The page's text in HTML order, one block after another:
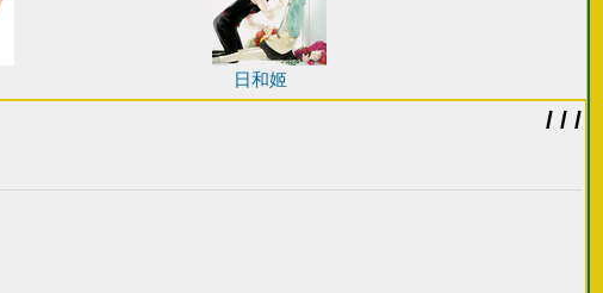
日和姬
/ / /